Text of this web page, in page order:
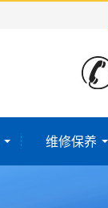
维修保养